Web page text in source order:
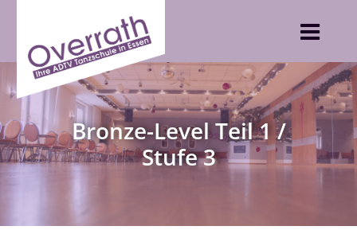
content
Bronze-Level Teil 1 /
Stufe 3